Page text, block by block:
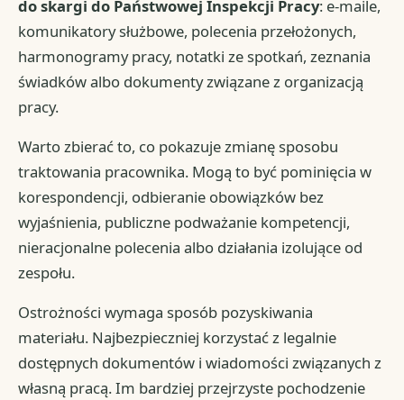
do skargi do Państwowej Inspekcji Pracy: e-maile,
komunikatory służbowe, polecenia przełożonych,
harmonogramy pracy, notatki ze spotkań, zeznania
świadków albo dokumenty związane z organizacją
pracy.
Warto zbierać to, co pokazuje zmianę sposobu
traktowania pracownika. Mogą to być pominięcia w
korespondencji, odbieranie obowiązków bez
wyjaśnienia, publiczne podważanie kompetencji,
nieracjonalne polecenia albo działania izolujące od
zespołu.
Ostrożności wymaga sposób pozyskiwania
materiału. Najbezpieczniej korzystać z legalnie
dostępnych dokumentów i wiadomości związanych z
własną pracą. Im bardziej przejrzyste pochodzenie